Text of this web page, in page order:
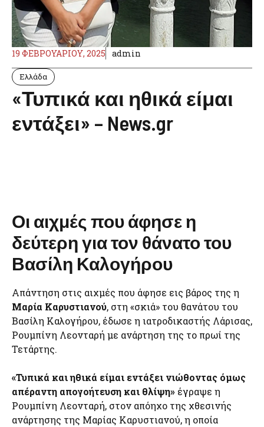
19 ΦΕΒΡΟΥΑΡΊΟΥ, 2025 admin
Ελλάδα
«Τυπικά και ηθικά είμαι
εντάξει» – News.gr
Οι αιχμές που άφησε η
δεύτερη για τον θάνατο του
Βασίλη Καλογήρου
Απάντηση στις αιχμές που άφησε εις βάρος της η
Μαρία Καρυστιανού, στη «σκιά» του θανάτου του
Βασίλη Καλογήρου, έδωσε η ιατροδικαστής Λάρισας,
Ρουμπίνη Λεονταρή με ανάρτηση της το πρωί της
Τετάρτης.
«Τυπικά και ηθικά είμαι εντάξει νιώθοντας όμως
απέραντη απογοήτευση και θλίψη» έγραψε η
Ρουμπίνη Λεονταρή, στον απόηχο της χθεσινής
ανάρτησης της Μαρίας Καρυστιανού, η οποία